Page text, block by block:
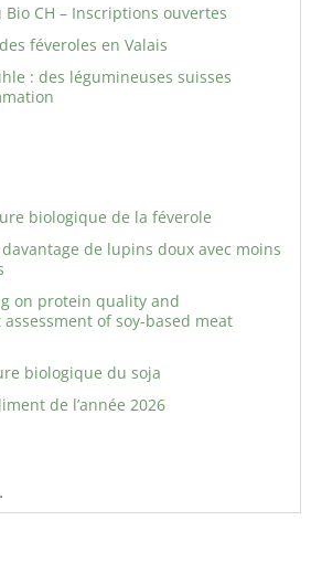
CH – Inscriptions ouvertes
féveroles en Valais
: des légumineuses suisses
biologique de la féverole
de lupins doux avec moins
on protein quality and
of soy-based meat
biologique du soja
de l’année 2026